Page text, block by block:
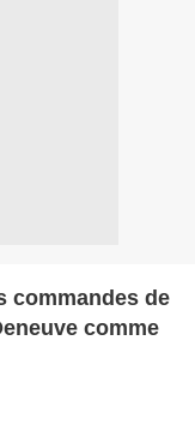
commandes de
comme